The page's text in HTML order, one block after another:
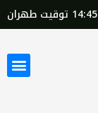
14:45 توقيت طهران